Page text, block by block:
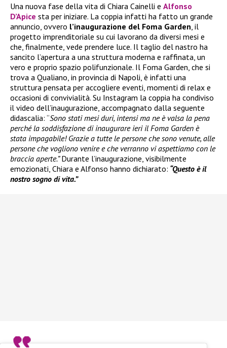
Una nuova fase della vita di Chiara Cainelli e Alfonso
D’Apice sta per iniziare. La coppia infatti ha fatto un grande
annuncio, ovvero l’inaugurazione del Foma Garden , il
progetto imprenditoriale su cui lavorano da diversi mesi e
che, finalmente, vede prendere luce. Il taglio del nastro ha
sancito l’apertura a una struttura moderna e raffinata, un
vero e proprio spazio polifunzionale. Il Foma Garden, che si
trova a Qualiano, in provincia di Napoli, è infatti una
struttura pensata per accogliere eventi, momenti di relax e
occasioni di convivialità. Su Instagram la coppia ha condiviso
il video dell’inaugurazione, accompagnato dalla seguente
didascalia: “Sono stati mesi duri, intensi ma ne è valsa la pena
perché la soddisfazione di inaugurare ieri il Foma Garden è
stata impagabile! Grazie a tutte le persone che sono venute, alle
persone che vogliono venire e che verranno vi aspettiamo con le
braccia aperte.”Durante l’inaugurazione, visibilmente
emozionati, Chiara e Alfonso hanno dichiarato: “Questo è il
nostro sogno di vita.”